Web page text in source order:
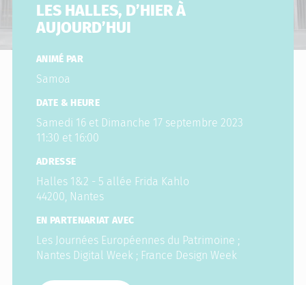
LES HALLES, D’HIER À
AUJOURD’HUI
ANIMÉ PAR
Samoa
DATE & HEURE
Samedi 16 et Dimanche 17 septembre 2023
11:30 et 16:00
ADRESSE
Halles 1&2 - 5 allée Frida Kahlo
44200, Nantes
EN PARTENARIAT AVEC
Les Journées Européennes du Patrimoine ;
Nantes Digital Week ; France Design Week